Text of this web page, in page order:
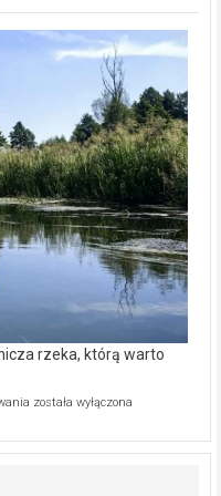
kamerą
wśród
rzeka, którą warto
Ekologiczne
–
została wyłączona